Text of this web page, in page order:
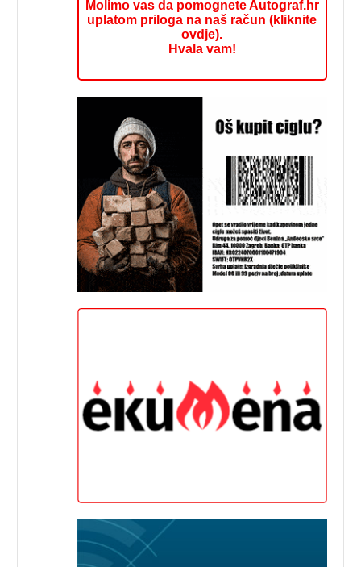
Molimo vas da pomognete Autograf.hr
uplatom priloga na naš račun (kliknite
ovdje).
Hvala vam!